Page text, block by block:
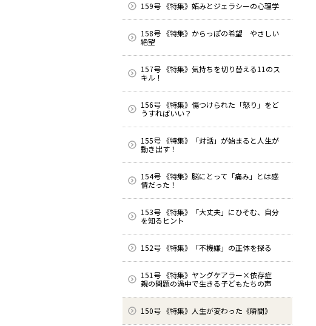
159号 《特集》妬みとジェラシーの心理学
158号 《特集》からっぽの希望 やさしい
絶望
157号 《特集》気持ちを切り替える11のス
キル！
156号 《特集》傷つけられた「怒り」をど
うすればいい？
155号 《特集》「対話」が始まると人生が
動き出す！
154号 《特集》脳にとって「痛み」とは感
情だった！
153号 《特集》「大丈夫」にひそむ、自分
を知るヒント
152号 《特集》「不機嫌」の正体を探る
151号 《特集》ヤングケアラー×依存症
親の問題の渦中で生きる子どもたちの声
150号 《特集》人生が変わった《瞬間》